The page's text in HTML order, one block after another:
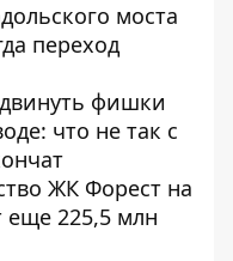
моста
переход
фишки
что не так с
ЖК Форест на
еще 225,5 млн